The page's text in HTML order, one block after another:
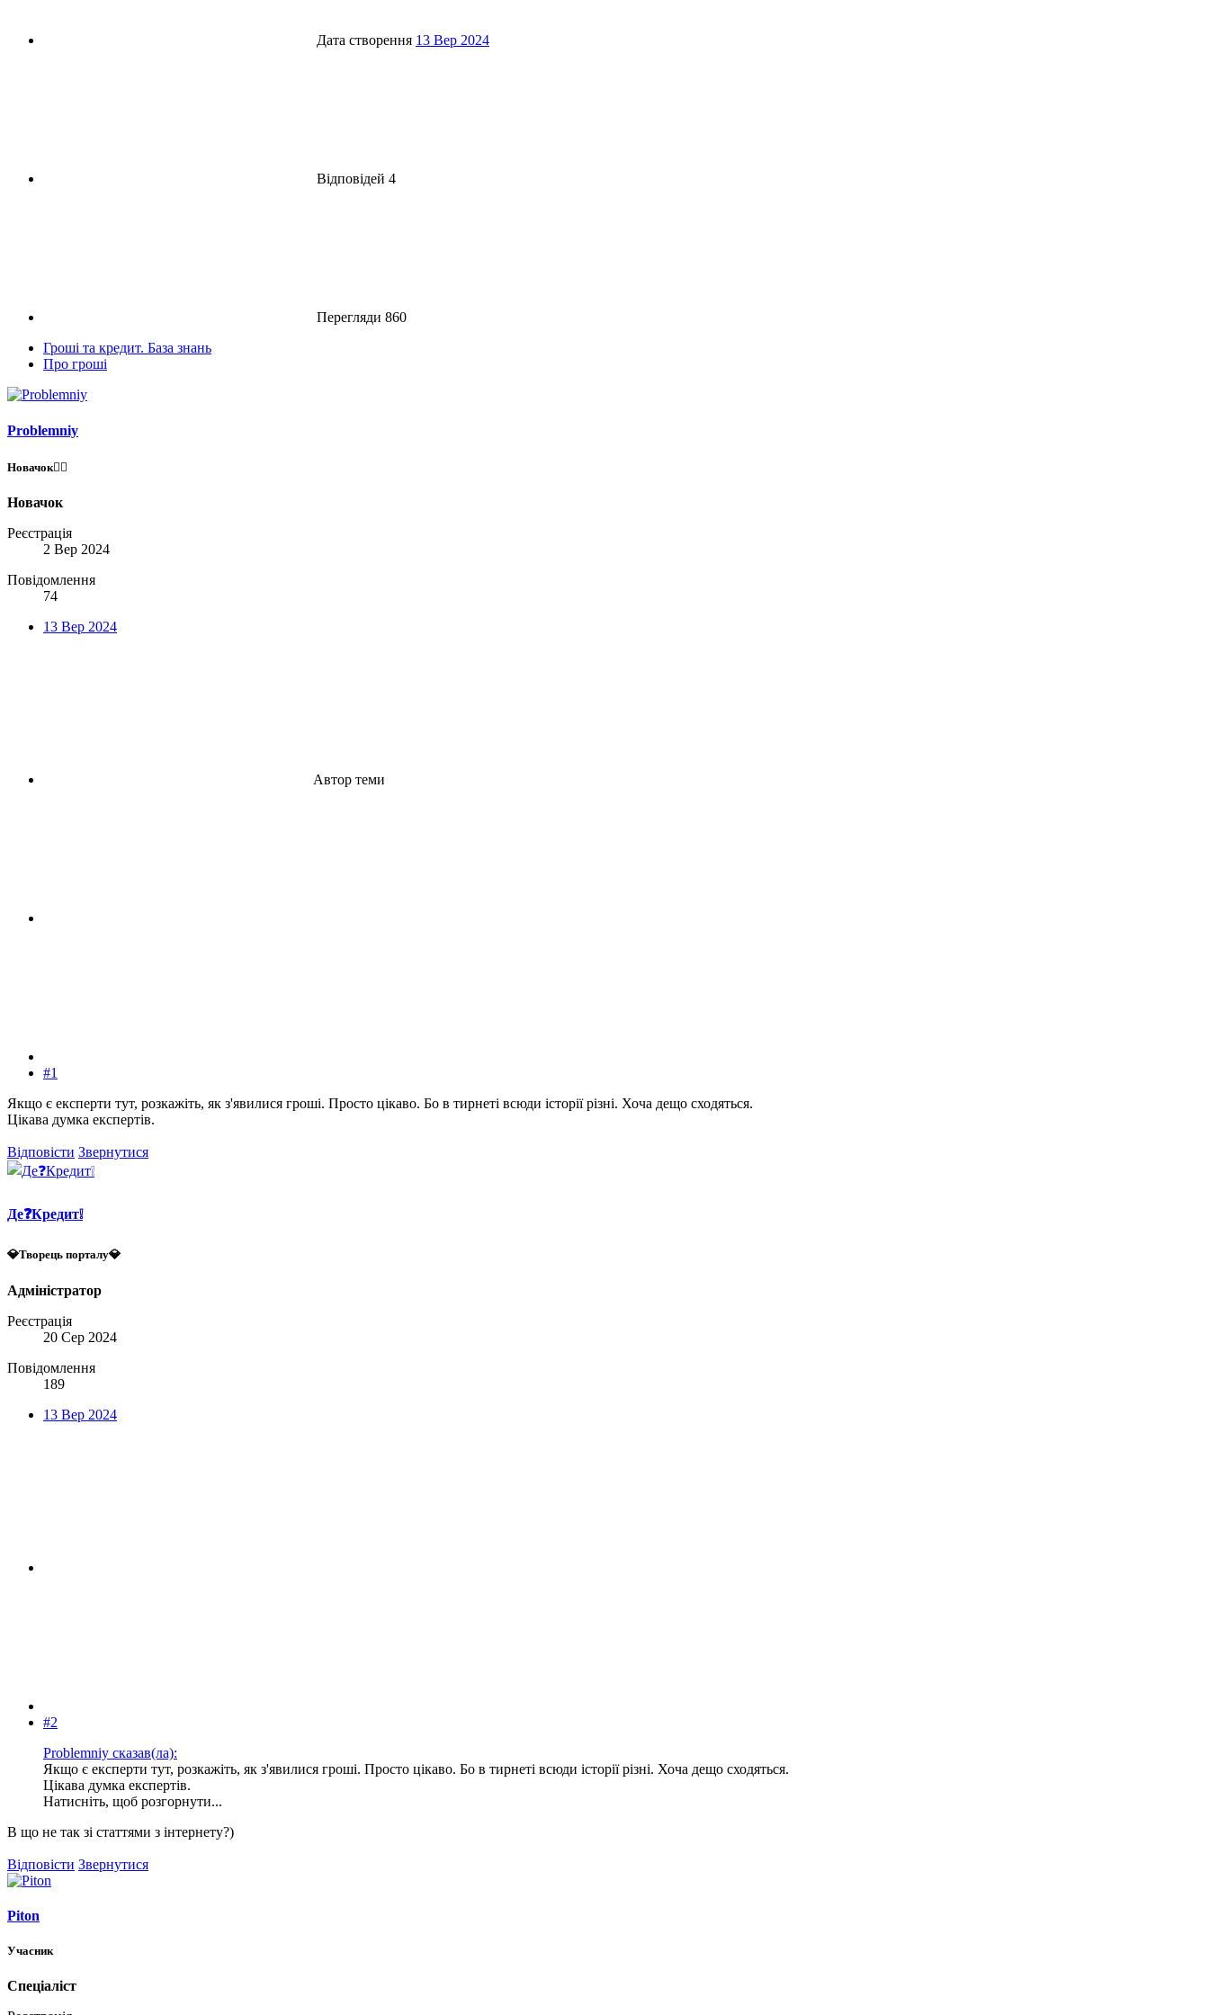
Дата створення 13 Вер 2024
Відповідей 4
Перегляди 860
Гроші та кредит. База знань
Про гроші
Problemniy
Новачок😶‍🌫️
Новачок
Реєстрація
2 Вер 2024
Повідомлення
74
13 Вер 2024
Автор теми
#1
Якщо є експерти тут, розкажіть, як з'явилися гроші. Просто цікаво. Бо в тирнеті всюди історії різні. Хоча дещо сходяться.
Цікава думка експертів.
Відповісти Звернутися
Де❓Кредит❕
💎Творець порталу💎
Адміністратор
Реєстрація
20 Сер 2024
Повідомлення
189
13 Вер 2024
#2
Problemniy сказав(ла):
Якщо є експерти тут, розкажіть, як з'явилися гроші. Просто цікаво. Бо в тирнеті всюди історії різні. Хоча дещо сходяться.
Цікава думка експертів.
Натисніть, щоб розгорнути...
В що не так зі статтями з інтернету?)
Відповісти Звернутися
Piton
Учасник
Спеціаліст